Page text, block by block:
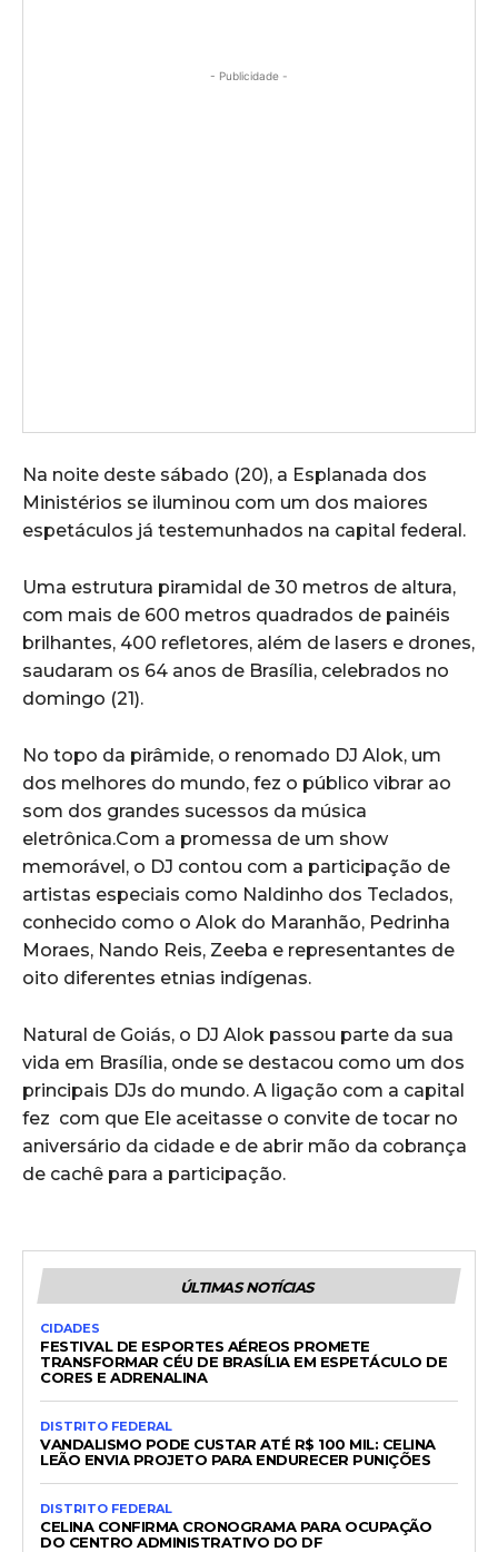
- Publicidade -
Na noite deste sábado (20), a Esplanada dos
Ministérios se iluminou com um dos maiores
espetáculos já testemunhados na capital federal.
Uma estrutura piramidal de 30 metros de altura,
com mais de 600 metros quadrados de painéis
brilhantes, 400 refletores, além de lasers e drones,
saudaram os 64 anos de Brasília, celebrados no
domingo (21).
No topo da pirâmide, o renomado DJ Alok, um
dos melhores do mundo, fez o público vibrar ao
som dos grandes sucessos da música
eletrônica.Com a promessa de um show
memorável, o DJ contou com a participação de
artistas especiais como Naldinho dos Teclados,
conhecido como o Alok do Maranhão, Pedrinha
Moraes, Nando Reis, Zeeba e representantes de
oito diferentes etnias indígenas.
Natural de Goiás, o DJ Alok passou parte da sua
vida em Brasília, onde se destacou como um dos
principais DJs do mundo. A ligação com a capital
fez com que Ele aceitasse o convite de tocar no
aniversário da cidade e de abrir mão da cobrança
de cachê para a participação.
ÚLTIMAS NOTÍCIAS
CIDADES
FESTIVAL DE ESPORTES AÉREOS PROMETE
TRANSFORMAR CÉU DE BRASÍLIA EM ESPETÁCULO DE
CORES E ADRENALINA
DISTRITO FEDERAL
VANDALISMO PODE CUSTAR ATÉ R$ 100 MIL: CELINA
LEÃO ENVIA PROJETO PARA ENDURECER PUNIÇÕES
DISTRITO FEDERAL
CELINA CONFIRMA CRONOGRAMA PARA OCUPAÇÃO
DO CENTRO ADMINISTRATIVO DO DF